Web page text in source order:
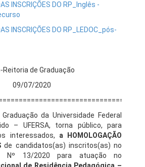
INSCRIÇÕES DO RP_Inglês -
INSCRIÇÕES DO RP_LEDOC_pós-
Reitoria de Graduação
09/07/2020
da Universidade Federal
– UFERSA, torna público, para
interessados, a HOMOLOGAÇÃO
de candidatos(as) inscritos(as) no
Nº 13/2020 para atuação no